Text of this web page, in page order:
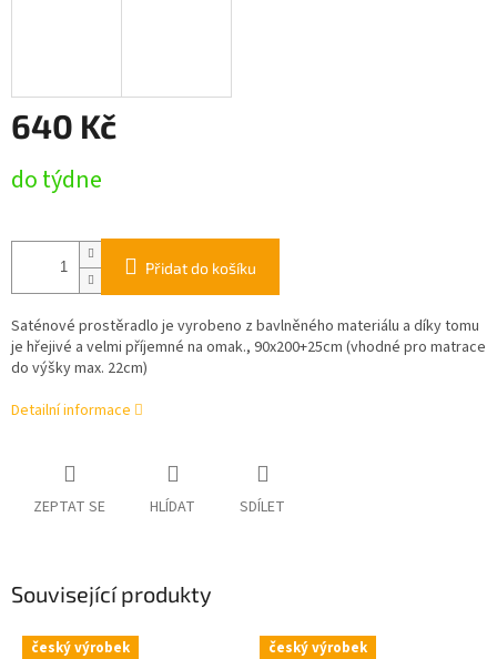
640 Kč
cena:
do týdne
Přidat do košíku
Saténové prostěradlo je vyrobeno z bavlněného materiálu a díky tomu
je hřejivé a velmi příjemné na omak., 90x200+25cm (vhodné pro matrace
do výšky max. 22cm)
Detailní informace
ZEPTAT SE HLÍDAT SDÍLET
Související produkty
český výrobek český výrobek